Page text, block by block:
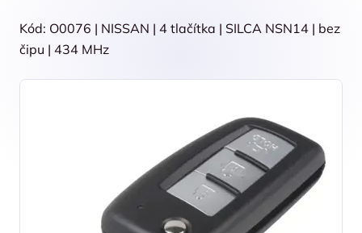
Kód: O0076 | NISSAN | 4 tlačítka | SILCA NSN14 | bez
čipu | 434 MHz